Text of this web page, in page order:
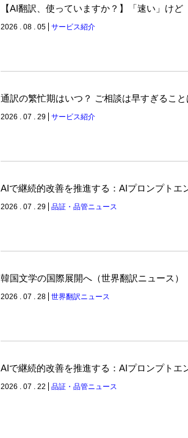
【AI翻訳、使っていますか？】「速い」けど
2026 . 08 . 05 サービス紹介
通訳の繁忙期はいつ？ ご相談は早すぎること
2026 . 07 . 29 サービス紹介
AIで継続的改善を推進する：AIプロンプトエ
2026 . 07 . 29 品証・品管ニュース
韓国文学の国際展開へ（世界翻訳ニュース）
2026 . 07 . 28 世界翻訳ニュース
AIで継続的改善を推進する：AIプロンプトエ
2026 . 07 . 22 品証・品管ニュース